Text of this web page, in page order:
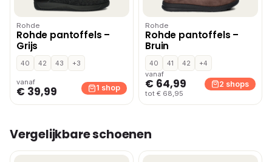
Rohde
Rohde pantoffels –
Grijs
40 42 43 +3
vanaf
€ 39,99 1 shop
Rohde
Rohde pantoffels –
Bruin
40 41 42
+4
vanaf
€ 64,99
tot € 68,95
2 shops
Vergelijkbare schoenen